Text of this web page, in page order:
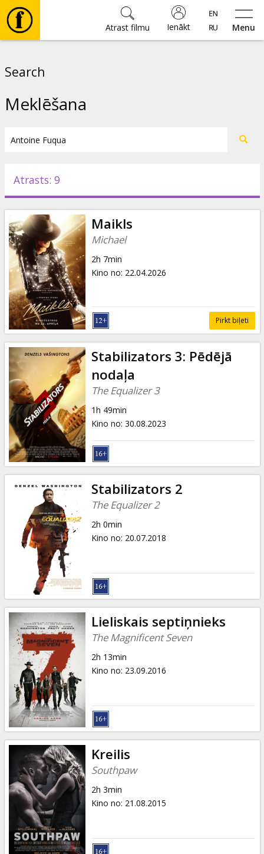
Menu
Ienākt
Atrast filmu
Pasākumi
Ziņas
Dāvanu
kartes
Uzkodas
B2B
Kino
Klubs
Search
Meklēšana
Atrasts: 9
Maikls
Michael
2h 7min
Kino no: 22.04.2026
Pirkt biļeti
Stabilizators 3: Pēdējā
nodaļa
The Equalizer 3
1h 49min
Kino no: 30.08.2023
Stabilizators 2
The Equalizer 2
2h 0min
Kino no: 20.07.2018
Lieliskais septiņnieks
The Magnificent Seven
2h 13min
Kino no: 23.09.2016
Kreilis
Southpaw
2h 3min
Kino no: 21.08.2015